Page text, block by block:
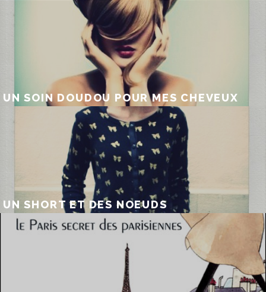
UN SOIN DOUDOU POUR MES CHEVEUX
UN SHORT ET DES NOEUDS